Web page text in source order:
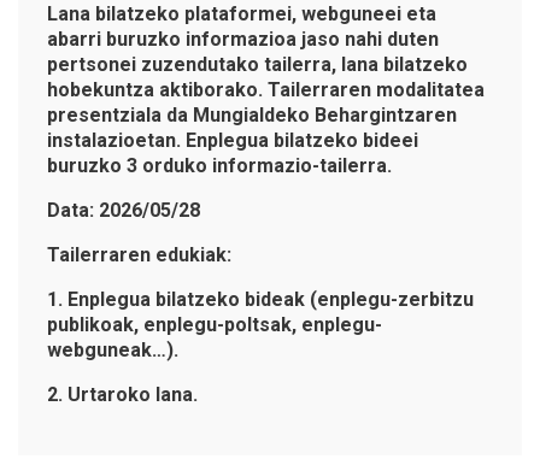
Lana bilatzeko plataformei, webguneei eta
abarri buruzko informazioa jaso nahi duten
pertsonei zuzendutako tailerra, lana bilatzeko
hobekuntza aktiborako. Tailerraren modalitatea
presentziala da Mungialdeko Behargintzaren
instalazioetan. Enplegua bilatzeko bideei
buruzko 3 orduko informazio-tailerra.
Data: 2026/05/28
Tailerraren edukiak:
1. Enplegua bilatzeko bideak (enplegu-zerbitzu
publikoak, enplegu-poltsak, enplegu-
webguneak…).
2. Urtaroko lana.